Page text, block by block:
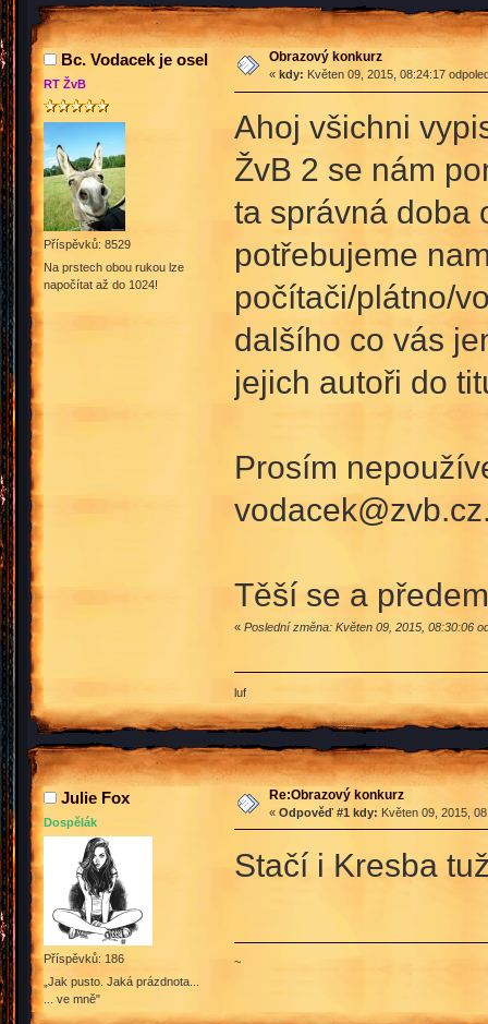
Bc. Vodacek je osel
RT ŽvB
Příspěvků: 8529
Na prstech obou rukou lze
napočítat až do 1024!
Obrazový konkurz
« kdy: Květen 09, 2015, 08:24:17
Ahoj všichni
ŽvB 2 se nám
ta správná doba
potřebujeme
počítači/plátno/
dalšího co vás
jejich autoři do
Prosím
Těší se a
« Poslední změna: Květen 09, 2015, 08:30:06
luf
Julie Fox
Dospělák
Příspěvků: 186
„Jak pusto. Jaká prázdnota...
... ve mně"
Re:Obrazový konkurz
« Odpověď #1 kdy: Květen 09, 2015,
Stačí i Kresba
~